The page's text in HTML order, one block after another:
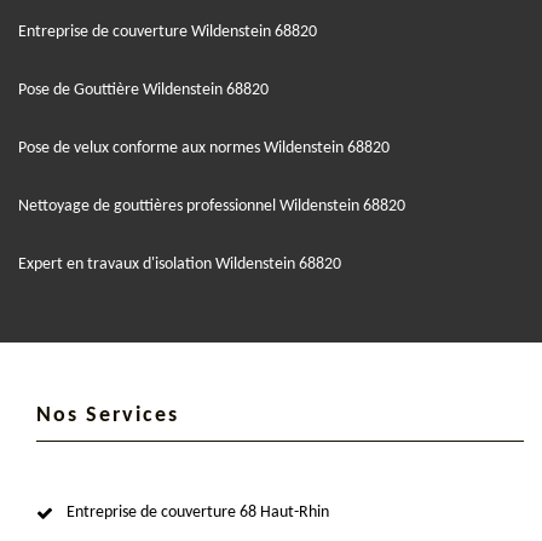
Entreprise de couverture Wildenstein 68820
Pose de Gouttière Wildenstein 68820
Pose de velux conforme aux normes Wildenstein 68820
Nettoyage de gouttières professionnel Wildenstein 68820
Expert en travaux d'isolation Wildenstein 68820
Nos Services
Entreprise de couverture 68 Haut-Rhin